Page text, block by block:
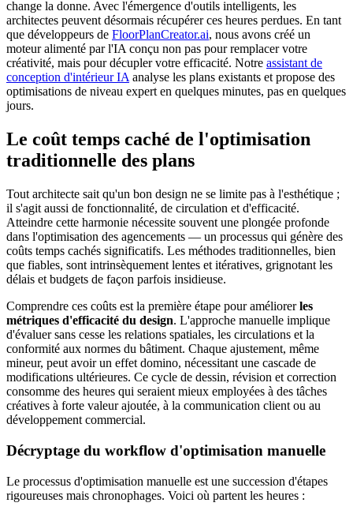
change la donne. Avec l'émergence d'outils intelligents, les
architectes peuvent désormais récupérer ces heures perdues. En tant
que développeurs de FloorPlanCreator.ai, nous avons créé un
moteur alimenté par l'IA conçu non pas pour remplacer votre
créativité, mais pour décupler votre efficacité. Notre assistant de
conception d'intérieur IAanalyse les plans existants et propose des
optimisations de niveau expert en quelques minutes, pas en quelques
jours.
Le coût temps caché de l'optimisation
traditionnelle des plans
Tout architecte sait qu'un bon design ne se limite pas à l'esthétique ;
il s'agit aussi de fonctionnalité, de circulation et d'efficacité.
Atteindre cette harmonie nécessite souvent une plongée profonde
dans l'optimisation des agencements — un processus qui génère des
coûts temps cachés significatifs. Les méthodes traditionnelles, bien
que fiables, sont intrinsèquement lentes et itératives, grignotant les
délais et budgets de façon parfois insidieuse.
Comprendre ces coûts est la première étape pour améliorerles
métriques d'efficacité du design. L'approche manuelle implique
d'évaluer sans cesse les relations spatiales, les circulations et la
conformité aux normes du bâtiment. Chaque ajustement, même
mineur, peut avoir un effet domino, nécessitant une cascade de
modifications ultérieures. Ce cycle de dessin, révision et correction
consomme des heures qui seraient mieux employées à des tâches
créatives à forte valeur ajoutée, à la communication client ou au
développement commercial.
Décryptage du workflow d'optimisation manuelle
Le processus d'optimisation manuelle est une succession d'étapes
rigoureuses mais chronophages. Voici où partent les heures :